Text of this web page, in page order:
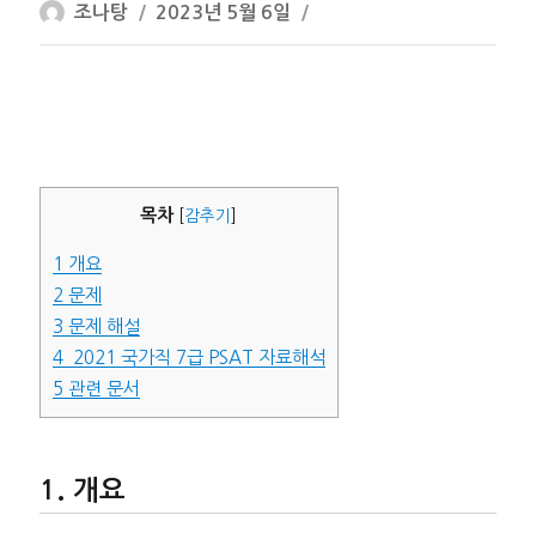
글
쓴
조나탕
작
성
2023년 5월 6일
목차 감추기
1 개요
2 문제
3 문제 해설
42021 국가직 7급 PSAT 자료해석
5 관련 문서
개요